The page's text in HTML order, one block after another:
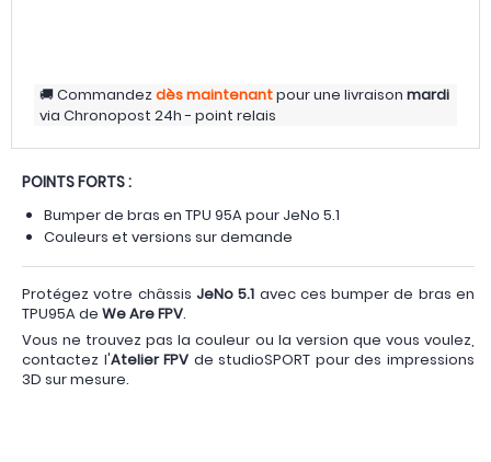
Commandezdès maintenantpour une livraison mardi
via Chronopost 24h - point relais
POINTS FORTS :
Bumper de bras en TPU 95A pour JeNo 5.1
Couleurs et versions sur demande
Protégez votre châssis JeNo 5.1 avec ces bumper de bras en
TPU95A de We Are FPV.
Vous ne trouvez pas la couleur ou la version que vous voulez,
contactez l'Atelier FPV de studioSPORT pour des impressions
3D sur mesure.